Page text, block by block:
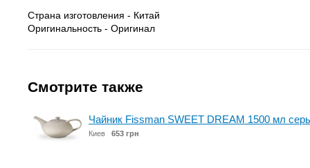
Страна изготовления - Китай
Оригинальность - Оригинал
Смотрите также
Чайник Fissman SWEET DREAM 1500 мл
Киев 653 грн